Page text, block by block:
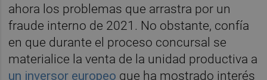
ahora los problemas que arrastra por un
fraude interno de 2021. No obstante, confía
en que durante el proceso concursal se
materialice la venta de la unidad productiva a
un inversor europeo que ha mostrado interés